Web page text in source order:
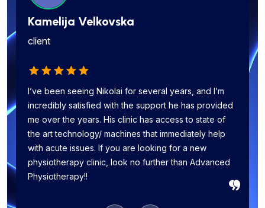
Artem Vinogradov
client
Vitali Podgorny
client
Kamelija Velkovska
client
I’ve been seeing Nikolai for several years, and I’m
incredibly satisfied with the support he has provided
me over the years. His clinic has access to state of
the art technology/ machines that immediately help
with acute issues. If you are looking for a new
physiotherapy clinic, look no further than Advanced
Physiotherapy!!
Sengenya 247
client
Blagoja Velkovski
client